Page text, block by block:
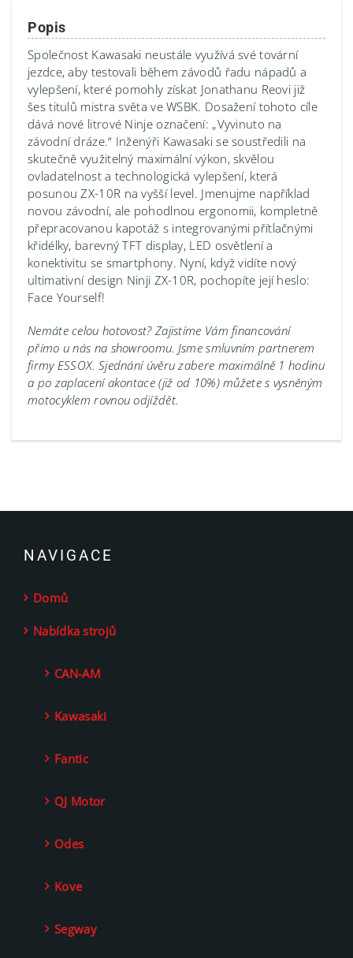
Popis
Společnost Kawasaki neustále využívá své tovární
jezdce, aby testovali během závodů řadu nápadů a
vylepšení, které pomohly získat Jonathanu Reovi již
šes titulů mistra světa ve WSBK. Dosažení tohoto cíle
dává nové litrové Ninje označení: „Vyvinuto na
závodní dráze.“ Inženýři Kawasaki se soustředili na
skutečně využitelný maximální výkon, skvělou
ovladatelnost a technologická vylepšení, která
posunou ZX-10R na vyšší level. Jmenujme například
novou závodní, ale pohodlnou ergonomii, kompletně
přepracovanou kapotáž s integrovanými přítlačnými
křidélky, barevný TFT display, LED osvětlení a
konektivitu se smartphony. Nyní, když vidíte nový
ultimativní design Ninji ZX-10R, pochopíte její heslo:
Face Yourself!
Nemáte celou hotovost? Zajistíme Vám financování
přímo u nás na showroomu. Jsme smluvním partnerem
firmy ESSOX. Sjednání úvěru zabere maximálně 1 hodinu
a po zaplacení akontace (již od 10%) můžete s vysněným
motocyklem rovnou odjíždět.
NAVIGACE
Domů
Nabídka strojů
CAN-AM
Kawasaki
Fantic
QJ Motor
Odes
Kove
Segway